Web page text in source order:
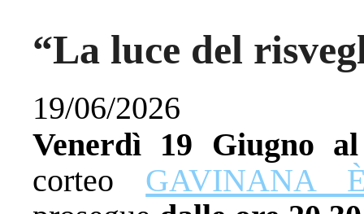
“La luce del
19/06/2026
Venerdì 19 Giugno
corteo GAVINANA